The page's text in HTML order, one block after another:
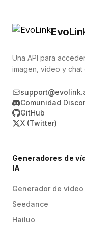
para las
vídeos o
Una API para
imagen, video y chat
Comunidad
GitHub
X (Twitter)
Generadores de
IA
Generador de vídeo
Seedance
Hailuo